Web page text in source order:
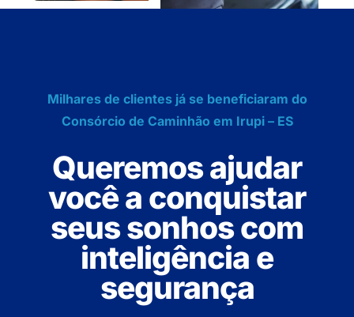
Milhares de clientes já se beneficiaram do
Consórcio de Caminhão em Irupi – ES
Queremos ajudar
você a conquistar
seus sonhos com
inteligência e
segurança